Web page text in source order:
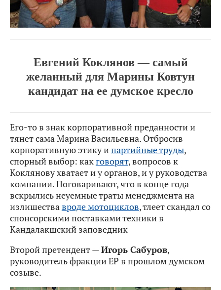
Евгений Коклянов — самый
желанный для Марины Ковтун
кандидат на ее думское кресло
Его-то в знак корпоративной преданности и
тянет сама Марина Васильевна. Отбросив
корпоративную этику ипартийные труды,
спорный выбор: какговорят, вопросов к
Коклянову хватает и у органов, и у руководства
компании. Поговаривают, что в конце года
вскрылись неуемные траты менеджмента на
излишества вроде мотоциклов, тлеет скандал со
спонсорскими поставками техники в
Кандалакшский заповедник
Второй претендент —Игорь Сабуров,
руководитель фракции ЕР в прошлом думском
созыве.